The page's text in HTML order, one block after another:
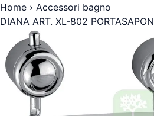
Home › Accessori bagno
DIANA ART. XL-802